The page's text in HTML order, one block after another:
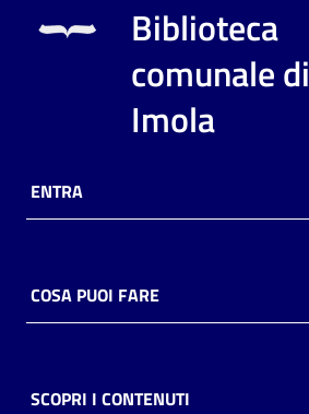
Scopri
online
Piani
Biblioteca
comunale di
Imola
ENTRA
COSA PUOI FARE
SCOPRI I CONTENUTI